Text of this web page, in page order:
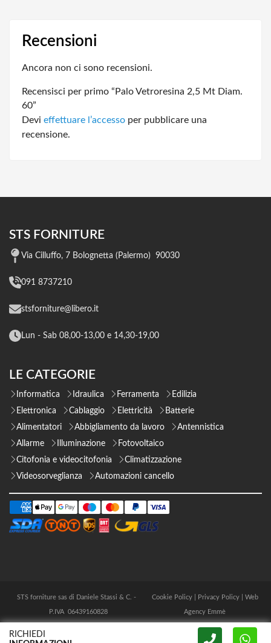
Recensioni
Ancora non ci sono recensioni.
Recensisci per primo “Palo Vetroresina 2,5 Mt Diam.
60”
Devi effettuare l’accesso per pubblicare una
recensione.
STS FORNITURE
Via Cilluffo, 7 Bolognetta (Palermo) 90030
091 8737210
stsforniture@libero.it
Lun - Sab 08,00-13,00 e 14,30-19,00
LE CATEGORIE
Informatica Idraulica Ferramenta
Edilizia
Elettronica
Cablaggio Elettricità
Batterie
Alimentatori
Abbigliamento da lavoro
Antennistica
Allarme
Illuminazione
Fotovoltaico
Citofonia e videocitofonia
Climatizzazione
Videosorveglianza
Automazioni cancello
STS forniture sas di Daniele Stassi & C. -
P.IVA 06439160828
Cookie Policy| Privacy Policy| Web
Agency Emmè
RICHIEDI